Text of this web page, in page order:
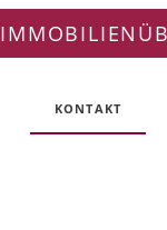
KONTAKT